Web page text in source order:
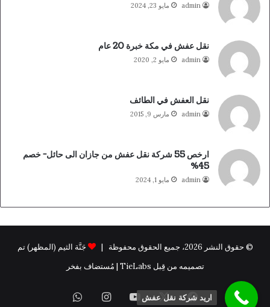
admin مايو 23, 2024
نقل عفش في مكة خبرة 20 عام
admin مايو 2, 2020
نقل العفش في الطائف
admin مارس 9, 2015
ارخص 55 شركة نقل عفش من جازان الى حائل- خصم
45%
admin مايو 1, 2024
© حقوق النشر 2026، جميع الحقوق محفوظة |
جَنَّة الثيم (المظهر) تم
تصميمه من قِبل TieLabs | مُستضاف بفخر
فيسبوك
X يوتيوبانستقرامواتساب اريد شركة نقل عفش